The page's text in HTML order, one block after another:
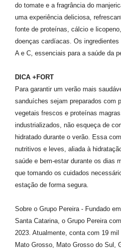
do tomate e a fragrância do
uma experiência deliciosa,
fonte de proteínas, cálcio e
doenças cardíacas. Os
A e C, essenciais para a saúde da
DICA +FORT
Para garantir um verão mais
sanduíches sejam preparados com
vegetais frescos e proteínas
industrializados, não esqueça de
hidratado durante o verão. Essa
nutritivos e leves, aliada à
saúde e bem-estar durante os dias
que tomando os cuidados
estação de forma segura.
Sobre o Grupo Pereira - Fundado
Santa Catarina, o Grupo Pereira
2023. Atualmente, conta com 19
Mato Grosso, Mato Grosso do Sul,